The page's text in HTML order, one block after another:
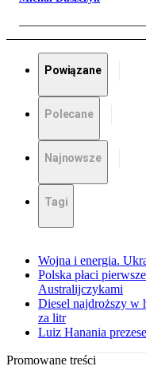
Powiązane
Polecane
Najnowsze
Tagi
Wojna i energia.
Polska płaci
Australijczykami
Diesel najdroższy w
za litr
Luiz Hanania
Promowane treści